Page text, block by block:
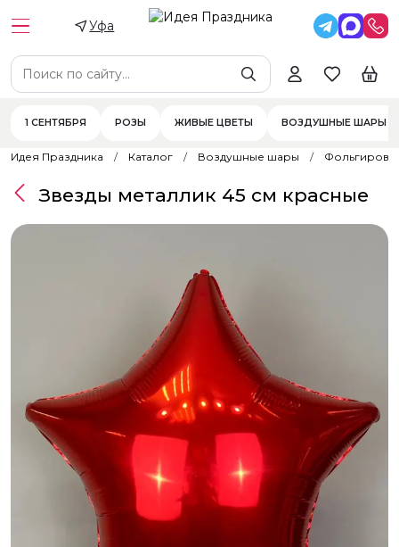
Уфа
1 СЕНТЯБРЯ РОЗЫ ЖИВЫЕ ЦВЕТЫ ВОЗДУШНЫЕ ШАРЫ
Идея Праздника Каталог Воздушные шары
Звезды металлик 45 см красные